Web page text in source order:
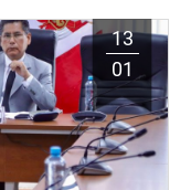
13
01